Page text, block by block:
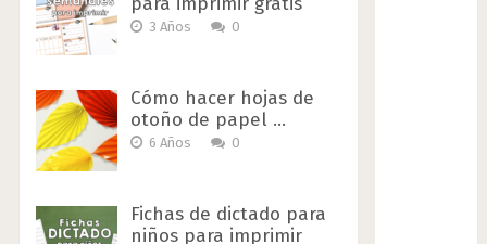
3 Años 0
Cómo hacer hojas de
otoño de papel …
6 Años 0
Fichas de dictado para
niños para imprimir